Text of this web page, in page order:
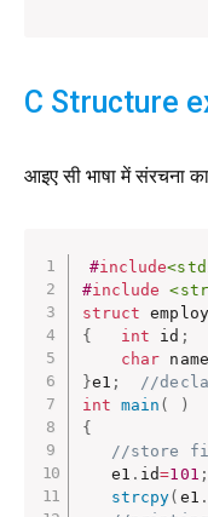
C Structure
आइए सी भाषा में संरचना
#include
#include
struct
{
int id ;
char name
}e1 ;
//
int main (
)
{
//store
   e1
. id=101 ;
strcpy( e1 .